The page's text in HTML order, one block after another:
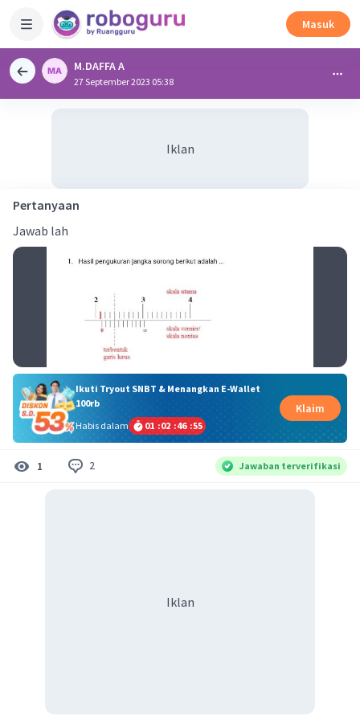
Masuk
M.DAFFA A
27 September 2023 05:38
Iklan
Pertanyaan
Jawab lah
Ikuti Tryout SNBT & Menangkan E-Wallet
100rb
Habis dalam
01 :02 :46 :54
Klaim
1 2 Jawaban terverifikasi
Iklan